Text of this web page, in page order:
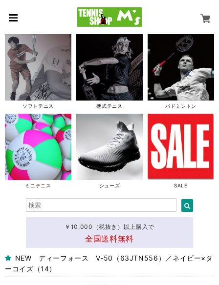
ソフトテニス 硬式テニス バドミントン
ミニテニス シューズ SALE
￥10,000（税抜き）以上購入で
全国送料無料
NEW ディーフォース V-50（63JTN556）／ネイビー×タ
ーコイズ（14）